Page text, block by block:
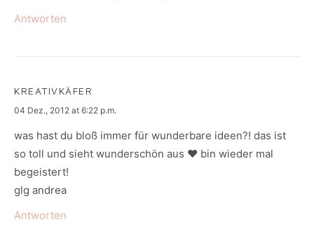
Antworten
KREATIVKÄFER
says:
04 Dez., 2012 at 6:22 p.m.
was hast du bloß immer für wunderbare ideen?! das ist
so toll und sieht wunderschön aus ♥ bin wieder mal
begeistert!
glg andrea
Antworten